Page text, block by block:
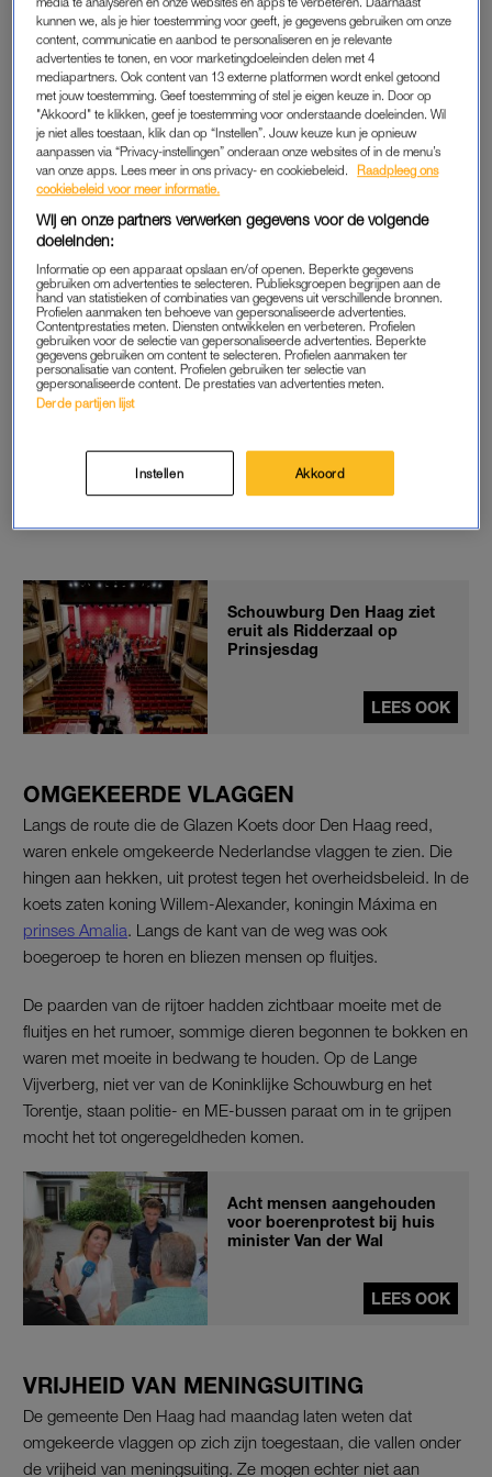
persbericht. Traditiegetrouw roepen leden van de Eerste en
Tweede Kamer na de troonrede drie keer hoera voor de
koning. ‘Kamerleden vertegenwoordigen de samenleving en
zitten er niet voor een eerbetoon aan het staatshoofd en
dienen hun hoera dus achterwege te houden’, schrijft de
vereniging.
Publiek dat dinsdag langsloopt lijkt weinig geïnteresseerd in de
betoging en loopt door. Republiek werd opgericht als
Republikeins Genootschap en heeft naar eigen zeggen 29.000
leden in Nederland. De organisatie wil de monarchie
afschaffen en vervangen door een parlementaire republiek.
Wij staan klaar. Over kwartiertje beginnen we 💪🏼
#levede101
— Republiek (@levederepubliek)September 20,
2022
Schouwburg Den Haag ziet
eruit als Ridderzaal op
Prinsjesdag
LEES OOK
OMGEKEERDE VLAGGEN
Langs de route die de Glazen Koets door Den Haag reed,
waren enkele omgekeerde Nederlandse vlaggen te zien. Die
hingen aan hekken, uit protest tegen het overheidsbeleid. In de
koets zaten koning Willem-Alexander, koningin Máxima en
prinses Amalia . Langs de kant van de weg was ook
boegeroep te horen en bliezen mensen op fluitjes.
De paarden van de rijtoer hadden zichtbaar moeite met de
fluitjes en het rumoer, sommige dieren begonnen te bokken en
waren met moeite in bedwang te houden. Op de Lange
Vijverberg, niet ver van de Koninklijke Schouwburg en het
Torentje, staan politie- en ME-bussen paraat om in te grijpen
mocht het tot ongeregeldheden komen.
Acht mensen aangehouden
voor boerenprotest bij huis
minister Van der Wal
LEES OOK
VRIJHEID VAN MENINGSUITING
De gemeente Den Haag had maandag laten weten dat
omgekeerde vlaggen op zich zijn toegestaan, die vallen onder
de vrijheid van meningsuiting. Ze mogen echter niet aan
kunnen we, als je hier toestemming voor geeft, je gegevens gebruiken om onze
content, communicatie en aanbod te personaliseren en je relevante
advertenties te tonen, en voor marketingdoeleinden delen met 4
mediapartners. Ook content van 13 externe platformen wordt enkel getoond
met jouw toestemming. Geef toestemming of stel je eigen keuze in. Door op
"Akkoord" te klikken, geef je toestemming voor onderstaande doeleinden. Wil
je niet alles toestaan, klik dan op “Instellen”. Jouw keuze kun je opnieuw
aanpassen via “Privacy-instellingen” onderaan onze websites of in de menu’s
van onze apps. Lees meer in ons privacy- en cookiebeleid.
Raadpleeg ons
cookiebeleid voor meer informatie.
Wij en onze partners verwerken gegevens voor de volgende
doeleinden:
Informatie op een apparaat opslaan en/of openen. Beperkte gegevens
gebruiken om advertenties te selecteren. Publieksgroepen begrijpen aan de
hand van statistieken of combinaties van gegevens uit verschillende bronnen.
Profielen aanmaken ten behoeve van gepersonaliseerde advertenties.
Contentprestaties meten. Diensten ontwikkelen en verbeteren. Profielen
gebruiken voor de selectie van gepersonaliseerde advertenties. Beperkte
gegevens gebruiken om content te selecteren. Profielen aanmaken ter
personalisatie van content. Profielen gebruiken ter selectie van
gepersonaliseerde content. De prestaties van advertenties meten.
Derde partijen lijst
Instellen Akkoord